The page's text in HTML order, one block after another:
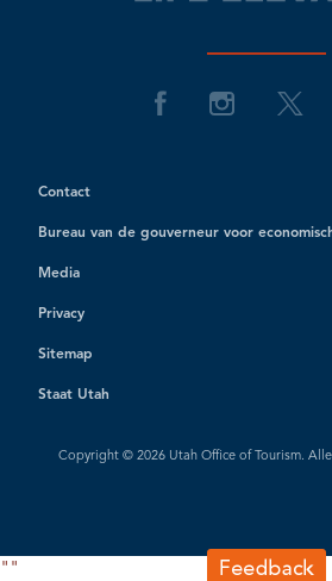
Contact
Bureau van de gouverneur voor
Media
Privacy
Sitemap
Staat Utah
Copyright © 2026 Utah Office of Tourism.
" "